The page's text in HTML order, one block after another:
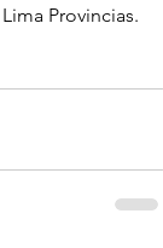
Provincias.